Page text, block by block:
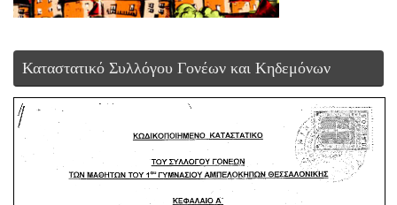
Καταστατικό Συλλόγου Γονέων και Κηδεμόνων